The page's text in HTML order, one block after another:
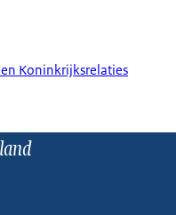
Koninkrijksrelaties